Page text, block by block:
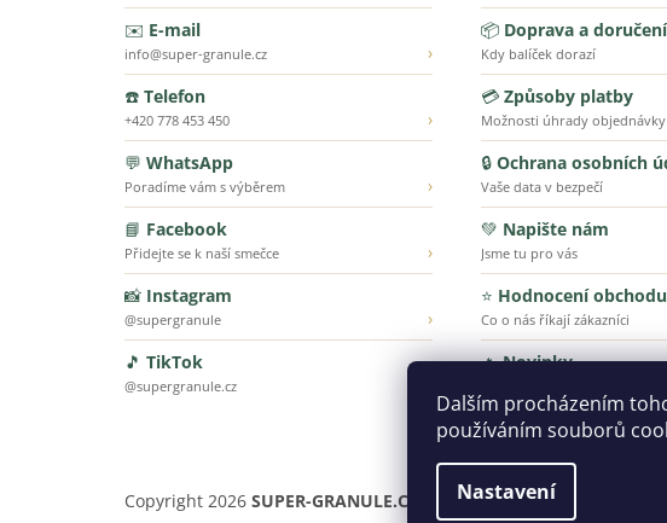
Dalším procházením
používáním souborů
Nastavení
✉️ E-mail
info@super-granule.cz
›
☎️ Telefon
+420 778 453 450
›
💬 WhatsApp
Poradíme vám s výběrem
›
📘 Facebook
Přidejte se k naší smečce
›
📸 Instagram
@supergranule
›
🎵 TikTok
@supergranule.cz
📦 Doprava a doručení
Kdy balíček dorazí
💳 Způsoby platby
Možnosti úhrady objednávky
🔒 Ochrana osobních
Vaše data v bezpečí
💚 Napište nám
Jsme tu pro vás
⭐ Hodnocení obchodu
Co o nás říkají zákazníci
🔥Novinky
Copyright 2026 SUPER-GRANULE.CZ | Jsme tu pro ty, kteří vás